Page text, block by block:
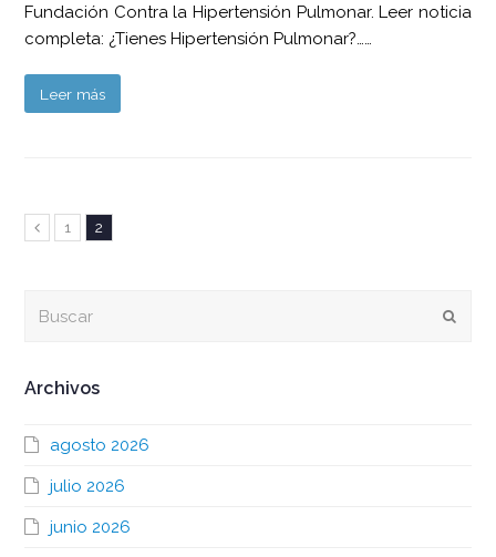
Fundación Contra la Hipertensión Pulmonar. Leer noticia
completa: ¿Tienes Hipertensión Pulmonar?……
Leer más
Anterior
Page
1 Page
2
Archivos
agosto 2026
julio 2026
junio 2026